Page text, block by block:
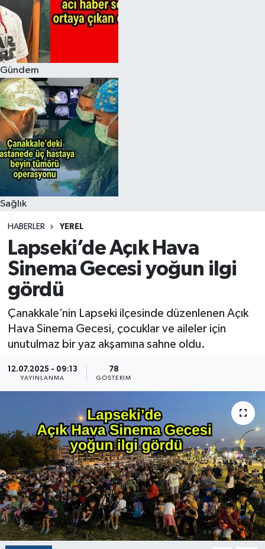
Gündem
Sağlık
HABERLER YEREL
Lapseki’de Açık Hava
Sinema Gecesi yoğun ilgi
gördü
Çanakkale’nin Lapseki ilçesinde düzenlenen Açık
Hava Sinema Gecesi, çocuklar ve aileler için
unutulmaz bir yaz akşamına sahne oldu.
12.07.2025 - 09:13
YAYINLANMA
78
GÖSTERIM